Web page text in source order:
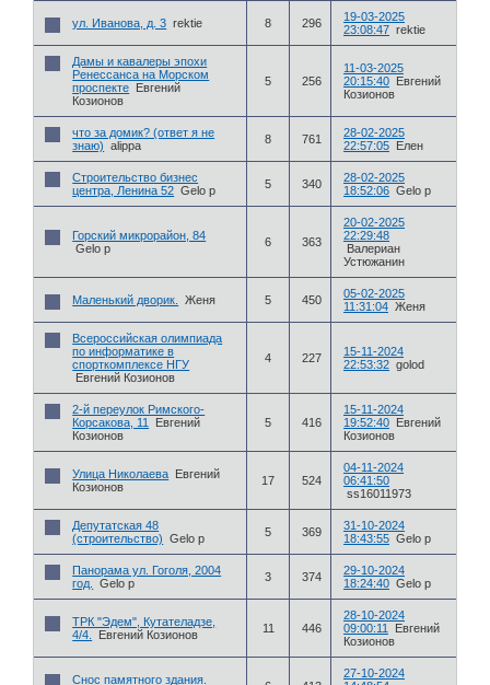
ул. Иванова, д. 3 rektie 8 296
19-03-2025
23:08:47 rektie
Дамы и кавалеры эпохи
Ренессанса на Морском
проспекте Евгений
Козионов
5 256
11-03-2025
20:15:40 Евгений
Козионов
что за домик? (ответ я не
знаю)
alippa 8 761
28-02-2025
22:57:05 Елен
Строительство бизнес
центра, Ленина 52 Gelo p 5 340
28-02-2025
18:52:06 Gelo p
Горский микрорайон, 84
Gelo p
6 363
20-02-2025
22:29:48
Валериан
Устюжанин
Маленький дворик. Женя 5 450
05-02-2025
11:31:04 Женя
Всероссийская олимпиада
по информатике в
спорткомплексе НГУ
Евгений Козионов
4 227
15-11-2024
22:53:32 golod
2-й переулок Римского-
Корсакова, 11
Евгений
Козионов
5 416
15-11-2024
19:52:40 Евгений
Козионов
Улица Николаева Евгений
Козионов
17 524
04-11-2024
06:41:50
ss16011973
Депутатская 48
(строительство)
Gelo p 5 369
31-10-2024
18:43:55 Gelo p
Панорама ул. Гоголя, 2004
год.
Gelo p 3 374
29-10-2024
18:24:40 Gelo p
ТРК "Эдем", Кутателадзе,
4/4.
Евгений Козионов 11 446
28-10-2024
09:00:11
Евгений
Козионов
Снос памятного здания.
27-10-2024